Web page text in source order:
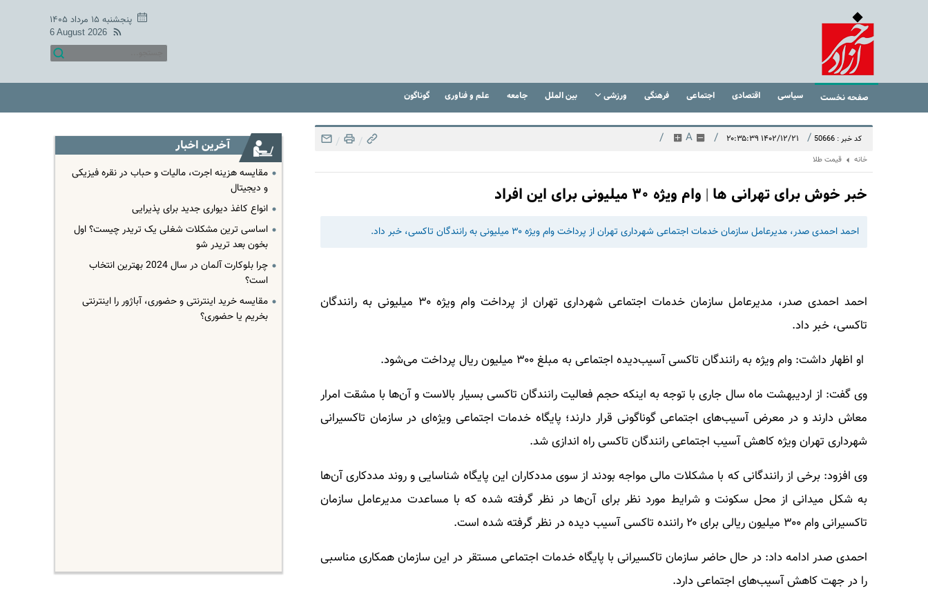
پنجشنبه ۱۵ مرداد ۱۴۰۵
6 August 2026
صفحه نخست سیاسی اقتصادی اجتماعی فرهنگی ورزشی بین الملل جامعه علم و فناوری گوناگون
کد خبر : 50666 / ۱۴۰۲/۱۲/۲۱ ۲۰:۳۵:۳۹ /
A
/
/
/
خانه قیمت طلا
خبر خوش برای تهرانی ها | وام ویژه ۳۰ میلیونی برای این افراد
احمد احمدی صدر، مدیرعامل سازمان خدمات اجتماعی شهرداری تهران از پرداخت وام ویژه ۳۰ میلیونی به رانندگان تاکسی، خبر داد.
احمد احمدی صدر، مدیرعامل سازمان خدمات اجتماعی شهرداری تهران از پرداخت وام ویژه ۳۰ میلیونی به رانندگان
تاکسی، خبر داد.
او اظهار داشت: وام ویژه به رانندگان تاکسی آسیب‌دیده اجتماعی به مبلغ ۳۰۰ میلیون ریال پرداخت می‌شود.
وی گفت: از اردیبهشت ماه سال جاری با توجه به اینکه حجم فعالیت رانندگان تاکسی بسیار بالاست و آن‌ها با مشقت امرار
معاش دارند و در معرض آسیب‌های اجتماعی گوناگونی قرار دارند؛ پایگاه خدمات اجتماعی ویژه‌ای در سازمان تاکسیرانی
شهرداری تهران ویژه کاهش آسیب اجتماعی رانندگان تاکسی راه اندازی شد.
وی افزود: برخی از رانندگانی که با مشکلات مالی مواجه بودند از سوی مددکاران این پایگاه شناسایی و روند مددکاری آن‌ها
به شکل میدانی از محل سکونت و شرایط مورد نظر برای آن‌ها در نظر گرفته شده که با مساعدت مدیرعامل سازمان
تاکسیرانی وام ۳۰۰ میلیون ریالی برای ۲۰ راننده تاکسی آسیب دیده در نظر گرفته شده است.
احمدی صدر ادامه داد: در حال حاضر سازمان تاکسیرانی با پایگاه خدمات اجتماعی مستقر در این سازمان همکاری مناسبی
را در جهت کاهش آسیب‌های اجتماعی دارد.
آخرین اخبار
مقایسه هزینه اجرت، مالیات و حباب در نقره فیزیکی
و دیجیتال
انواع کاغذ دیواری جدید برای پذیرایی
اساسی ترین مشکلات شغلی یک تریدر چیست؟ اول
بخون بعد تریدر شو
چرا بلوکارت آلمان در سال 2024 بهترین انتخاب
است؟
مقایسه خرید اینترنتی و حضوری، آباژور را اینترنتی
بخریم یا حضوری؟